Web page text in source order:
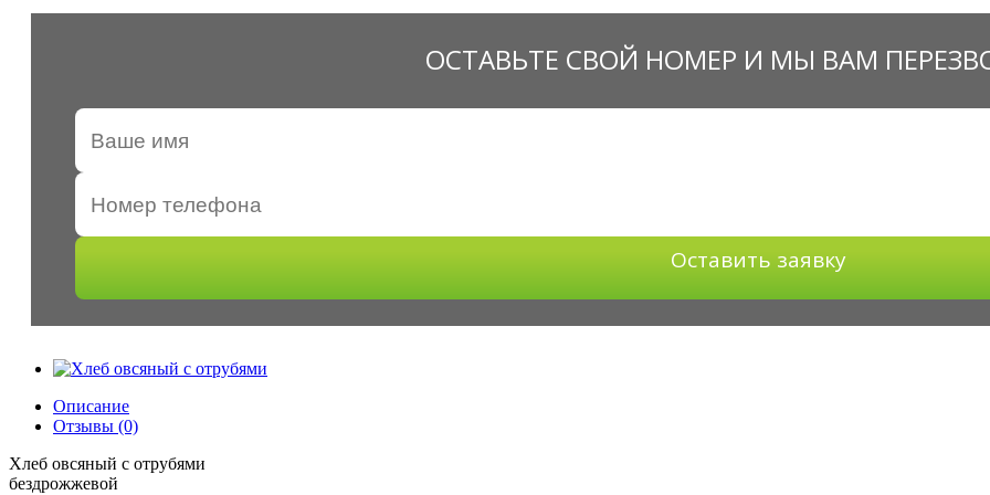
ОСТАВЬТЕ СВОЙ НОМЕР И МЫ ВАМ
Оставить заявку
Описание
Отзывы (0)
Хлеб овсяный с отрубями
бездрожжевой